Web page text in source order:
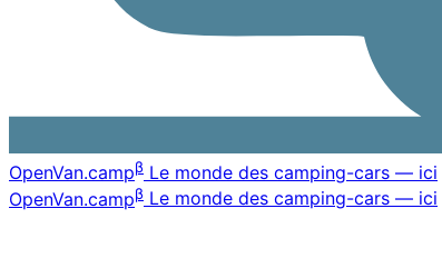
OpenVan.campβ Le monde des camping-cars — ici
OpenVan.campβ Le monde des camping-cars — ici